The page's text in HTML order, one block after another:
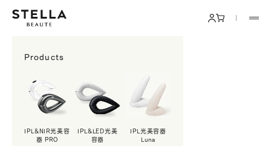
STELLA BEAUTE公式オンラインストア
メニ
ログイン
カート
Products
IPL&NIR光美容
器 PRO
IPL&LED光美
容器
IPL光美容器
Luna